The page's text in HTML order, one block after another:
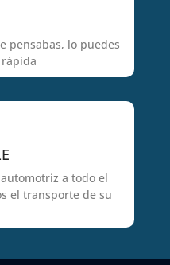
pensabas, lo puedes
a todo el
el transporte de su